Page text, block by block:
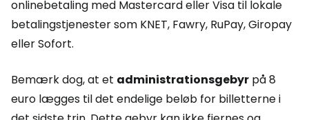
onlinebetaling med Mastercard eller Visa til lokale
betalingstjenester som KNET, Fawry, RuPay, Giropay
eller Sofort.
Bemærk dog, at et administrationsgebyr på 8
euro lægges til det endelige beløb for billetterne i